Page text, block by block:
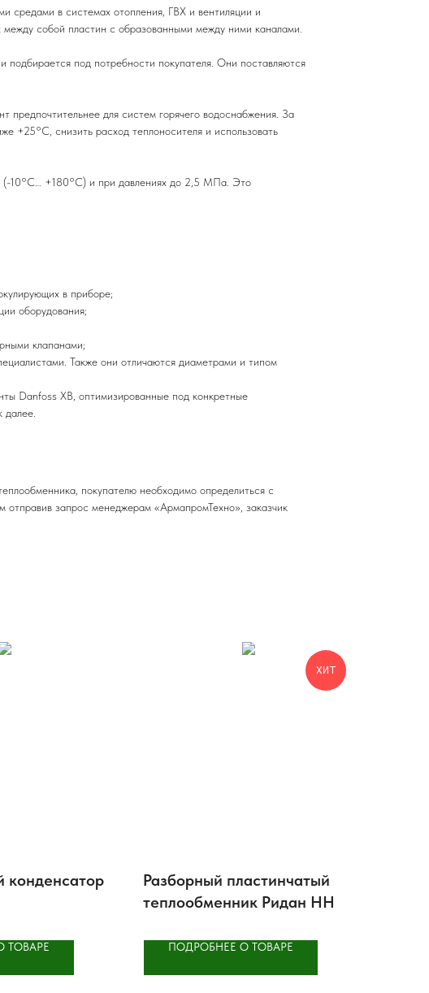
средами в системах отопления, ГВХ и вентиляции и
собой пластин с образованными между ними каналами.
под потребности покупателя. Они поставляются
предпочтительнее для систем горячего водоснабжения. За
+25°С, снизить расход теплоносителя и использовать
(-10°C… +180°C) и при давлениях до 2,5 МПа. Это
в приборе;
оборудования;
клапанами;
Также они отличаются диаметрами и типом
Danfoss XB, оптимизированные под конкретные
далее.
покупателю необходимо определиться с
запрос менеджерам «АрмапромТехно», заказчик
конденсатор
ТОВАРЕ
ХИТ
Разборный пластинчатый
теплообменник Ридан НН
ПОДРОБНЕЕ О ТОВАРЕ